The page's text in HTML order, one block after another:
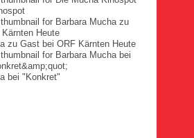
zu Gast bei ORF Kärnten Heute
bei "Konkret"